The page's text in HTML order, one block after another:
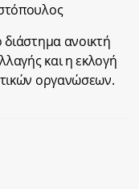
ανοικτή
και η εκλογή
οργανώσεων.